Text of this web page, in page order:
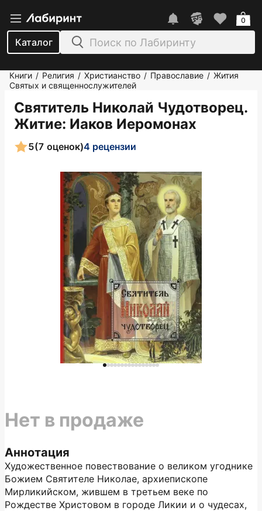
Каталог
0
Книги / Религия / Христианство / Православие / Жития
Святых и священнослужителей
Святитель Николай Чудотворец.
Житие: Иаков Иеромонах
5(7 оценок)4 рецензии
Аннотация
Художественное повествование о великом угоднике
Божием Святителе Николае, архиепископе
Мирликийском, жившем в третьем веке по
Рождестве Христовом в городе Ликии и о чудесах,
Нет в продаже